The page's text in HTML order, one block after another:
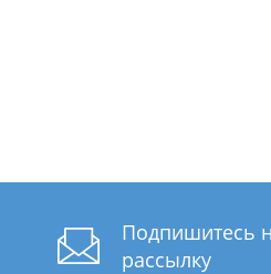
Подпишитесь
рассылку